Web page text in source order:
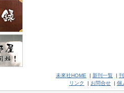
未來社HOME | 新刊一覧 |
リンク
| お問合せ | 個